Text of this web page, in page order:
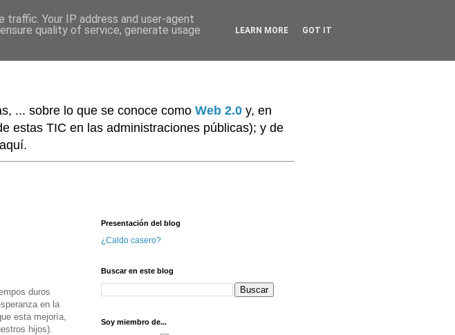
... sobre lo que se conoce como Web 2.0 y, en
estas TIC en las administraciones públicas); y de
duros
en la
esta mejoría,
hijos).
Presentación del blog
¿Caldo casero?
Buscar en este blog
Soy miembro de...
Your IP address and user-agent
quality of service, generate usage
LEARN MORE GOT IT